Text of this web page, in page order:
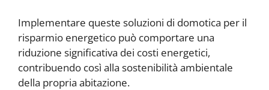
Implementare queste soluzioni di domotica per il
risparmio energetico può comportare una
riduzione significativa dei costi energetici,
contribuendo così alla sostenibilità ambientale
della propria abitazione.